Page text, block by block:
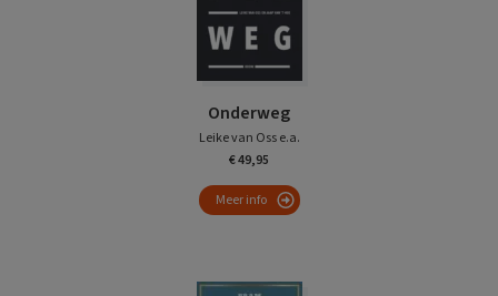
Onderweg
Leike van Oss e.a.
€ 49,95
Meer info